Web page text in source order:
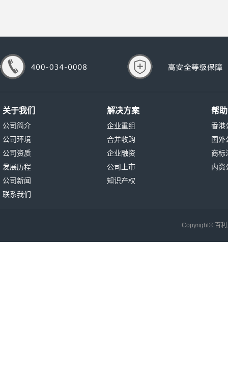
关于我们
公司简介
公司环境
公司资质
发展历程
公司新闻
联系我们
解决方案
企业重组
合并收购
企业融资
公司上市
知识产权
帮
香港
国外
商标
内资
Copyright© 百